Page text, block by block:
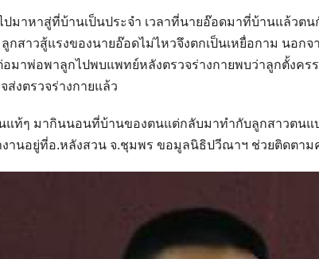
มาหาสู่ที่บ้านเป็นประจำ เวลาที่นายอ๊อดมาที่บ้านแล้วตน
ลูกสาวสู้แรงของนายอ๊อดไม่ไหวจึงตกเป็นเหยื่อกาม นอก
มาพ่อพาลูกไปพบแพทย์หลังตรวจร่างกายพบว่าลูกตั้งคร
ส่งตรวจร่างกายแล้ว
นแท้ๆ มากินนอนที่บ้านของตนแต่กลับมาทำกับลูกสาวตน
านอยู่ที่อ.หลังสวน จ.ชุมพร ขอมูลนิธิปวีณาฯ ช่วยติดตาม